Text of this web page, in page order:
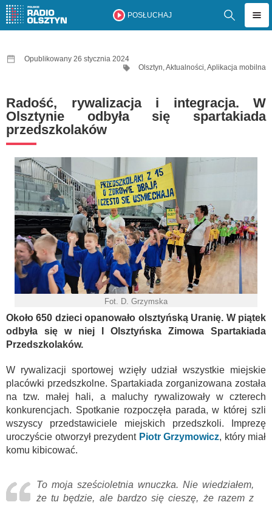
POSŁUCHAJ
Opublikowany 26 stycznia 2024
Olsztyn,Aktualności,Aplikacja mobilna
Radość, rywalizacja i integracja. W
Olsztynie odbyła się spartakiada
przedszkolaków
Fot. D. Grzymska
Około 650 dzieci opanowało olsztyńską Uranię. W piątek
odbyła się w niej I Olsztyńska Zimowa Spartakiada
Przedszkolaków.
W rywalizacji sportowej wzięły udział wszystkie miejskie
placówki przedszkolne. Spartakiada zorganizowana została
na tzw. małej hali, a maluchy rywalizowały w czterech
konkurencjach. Spotkanie rozpoczęła parada, w której szli
wszyscy przedstawiciele miejskich przedszkoli. Imprezę
uroczyście otworzył prezydent Piotr Grzymowicz, który miał
komu kibicować.
To moja sześcioletnia wnuczka. Nie wiedziałem,
że tu będzie, ale bardzo się cieszę, że razem z